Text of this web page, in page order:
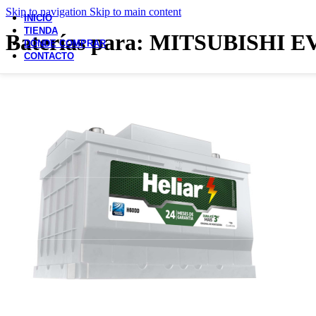
Skip to navigation Skip to main content
INICIO
TIENDA
DÓNDE COMPRAR
CONTACTO
Baterías para: MITSUBISHI